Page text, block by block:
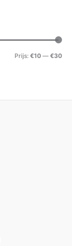
Prijs: €10 — €30